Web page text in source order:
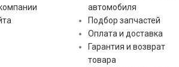
автомобиля
Подбор запчастей
Оплата и доставка
Гарантия и возврат
товара